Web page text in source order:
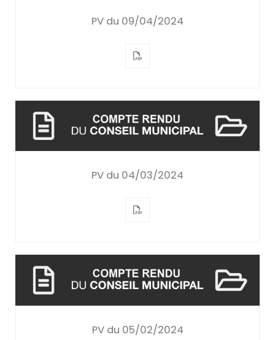
PV du 09/04/2024
PV du 04/03/2024
PV du 05/02/2024